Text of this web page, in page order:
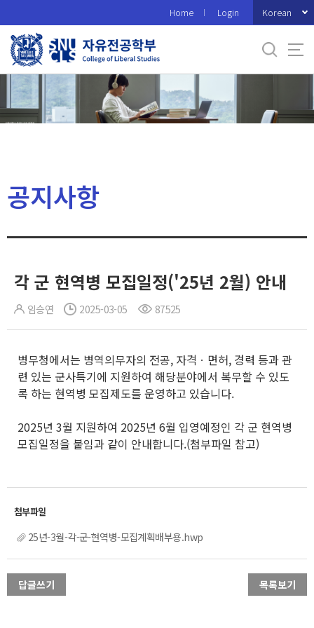
로
메
Home Login Korean
공지사항
각 군 현역병 모집일정('25년 2월) 안내
임승연 2025-03-05 87525
병무청에서는 병역의무자의 전공, 자격ㆍ면허, 경력 등과 관
련 있는 군사특기에 지원하여 해당분야에서 복무할 수 있도
록 하는 현역병 모집제도를 운영하고 있습니다.
2025년 3월 지원하여 2025년 6월 입영예정인 각 군 현역병
모집일정을 붙임과 같이 안내합니다.(첨부파일 참고)
25년-3월-각-군-현역병-모집계획배부용.hwp
답글쓰기 목록보기